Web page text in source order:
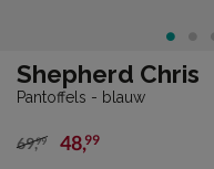
Shepherd Chris
Pantoffels - blauw
van € 69,99 voor € 48,99
69,99 48,99